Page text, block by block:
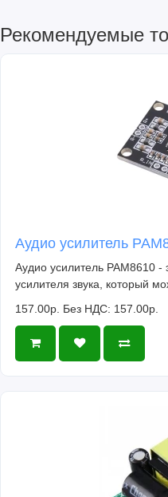
Рекомендуемые
Аудио усилитель
Аудио усилитель PAM8610 -
усилителя звука, который
157.00р. Без НДС: 157.00р.